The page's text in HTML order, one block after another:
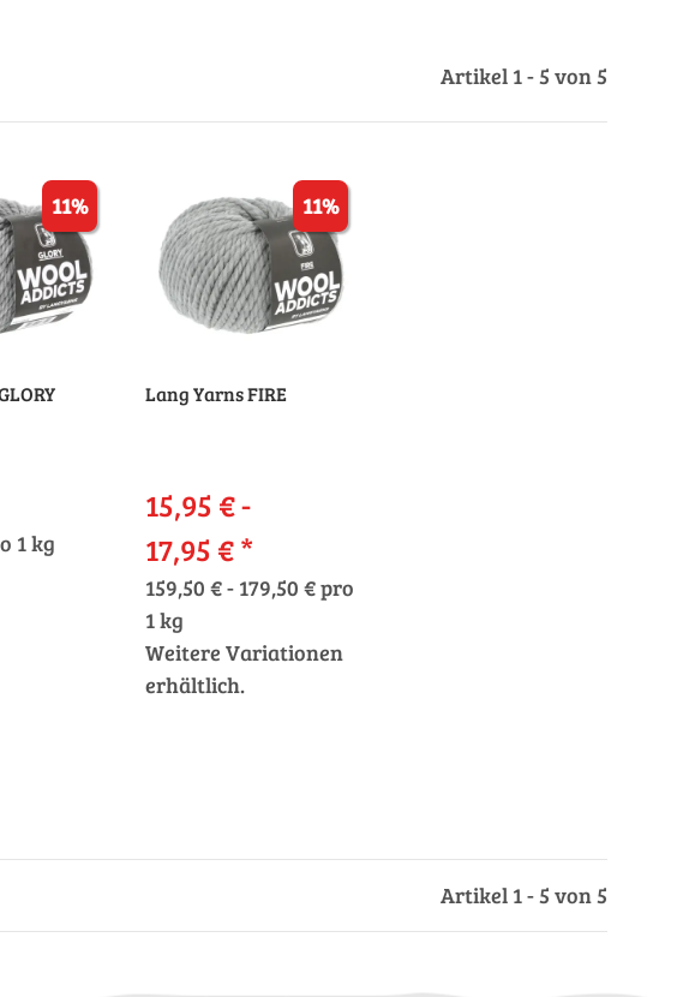
Artikel 1 - 5 von 5
11%
1 kg
11%
Lang Yarns FIRE
15,95 € -
17,95 €*
159,50 € - 179,50 € pro
1 kg
Weitere Variationen
erhältlich.
Artikel 1 - 5 von 5